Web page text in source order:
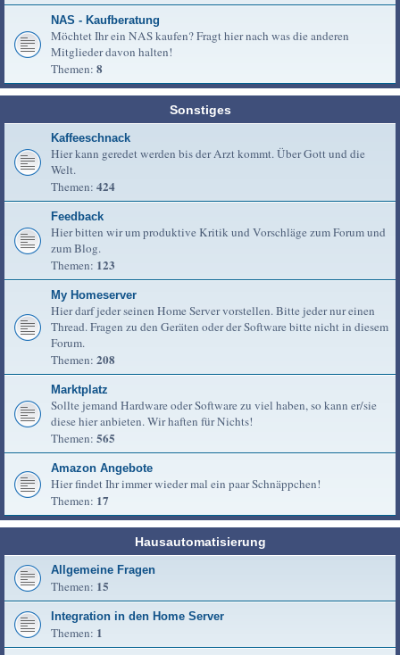
NAS - Kaufberatung
Möchtet Ihr ein NAS kaufen? Fragt hier nach was die anderen
Mitglieder davon halten!
Themen: 8
Sonstiges
Kaffeeschnack
Hier kann geredet werden bis der Arzt kommt. Über Gott und die
Welt.
Themen: 424
Feedback
Hier bitten wir um produktive Kritik und Vorschläge zum Forum und
zum Blog.
Themen: 123
My Homeserver
Hier darf jeder seinen Home Server vorstellen. Bitte jeder nur einen
Thread. Fragen zu den Geräten oder der Software bitte nicht in diesem
Forum.
Themen: 208
Marktplatz
Sollte jemand Hardware oder Software zu viel haben, so kann er/sie
diese hier anbieten. Wir haften für Nichts!
Themen: 565
Amazon Angebote
Hier findet Ihr immer wieder mal ein paar Schnäppchen!
Themen: 17
Hausautomatisierung
Allgemeine Fragen
Themen: 15
Integration in den Home Server
Themen: 1